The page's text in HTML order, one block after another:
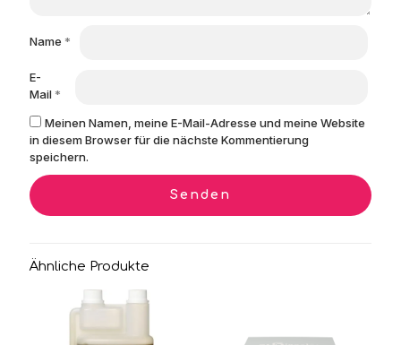
Name *
E-
Mail *
Meinen Namen, meine E-Mail-Adresse und meine Website
in diesem Browser für die nächste Kommentierung
speichern.
Ähnliche Produkte